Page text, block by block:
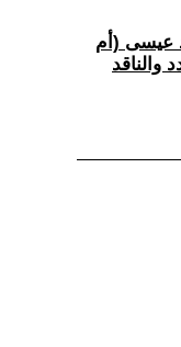
عيسى (أم
والناقد